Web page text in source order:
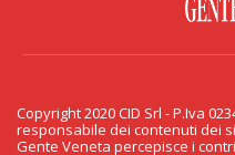
Copyright 2020 CID Srl - P.Iva
responsabile dei contenuti dei
Gente Veneta percepisce i